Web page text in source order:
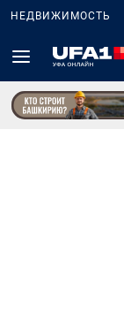
НЕДВИЖИМОСТЬ